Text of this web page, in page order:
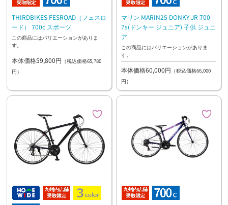
THIRDBIKES FESROAD（フェスロ
ード） 700c スポーツ
この商品にはバリエーションがありま
す。
本体価格59,800円 （税込価格65,780
円）
マリン MARIN25 DONKY JR 700
7s(ドンキー ジュニア) 子供 ジュニ
ア
この商品にはバリエーションがありま
す。
本体価格60,000円 （税込価格66,000
円）